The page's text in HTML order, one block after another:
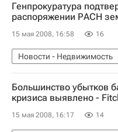
Генпрокуратура
распоряжении РАСН
15 мая 2008, 16:58 16
Новости - Недвижимость
Большинство убытков
кризиса выявлено -
15 мая 2008, 16:17 14